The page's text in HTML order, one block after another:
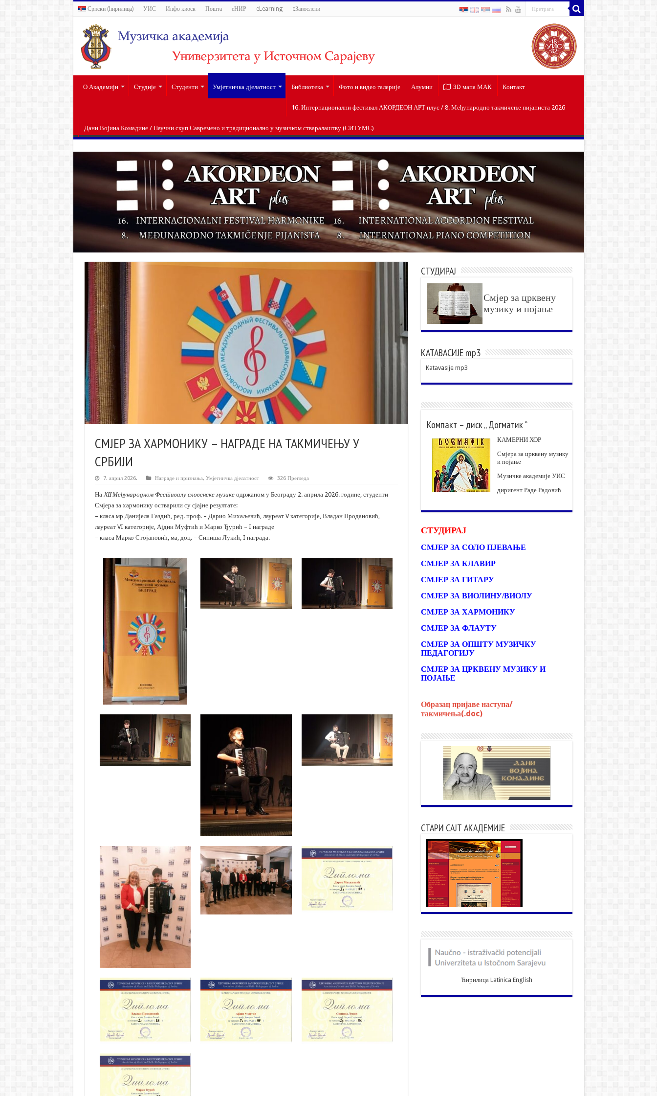
Српски (ћирилица) УИС Инфо киоск Пошта еНИР eLearning eЗапослени
О Академији Студије Студенти Умјетничка дјелатност Библиотека Фото и видео галерије Алумни 3D мапа МАК Контакт
16. Интернационални фестивал АКОРДЕОН АРТ плус / 8. Међународно такмичење пијаниста 2026
Дани Војина Комадине / Научни скуп Савремено и традиционално у музичком стваралаштву (СИТУМС)
СМЈЕР ЗА ХАРМОНИКУ – НАГРАДЕ НА ТАКМИЧЕЊУ У
СРБИЈИ
7. април 2026. Награде и признања, Умјетничка дјелатност 326 Прегледа
На XII Међународном Фестивалу словенске музикеодржаном у Београду 2. априла 2026. године, студенти
Смјера за хармонику остварили су сјајне резултате:
– класа мр Данијела Газдић, ред. проф. – Дарио Михаљевић, лауреат V категорије, Владан Продановић,
лауреат VI категорије, Ајдин Муфтић и Марко Ђурић – I награде
– класа Марко Стојановић, ма, доц. – Синиша Лукић, I награда.
СТУДИРАЈ
Смјер за црквену
музику и појање
КАТАВАСИЈЕ mp3
Katavasije mp3
Компакт – диск „ Догматик “
КАМЕРНИ ХОР
Смјера за црквену музику
и појање
Музичке академије УИС
диригент Раде Радовић
СТУДИРАЈ
СМЈЕР ЗА СОЛО ПЈЕВАЊЕ
СМЈЕР ЗА КЛАВИР
СМЈЕР ЗА ГИТАРУ
СМЈЕР ЗА ВИОЛИНУ/ВИОЛУ
СМЈЕР ЗА ХАРМОНИКУ
СМЈЕР ЗА ФЛАУТУ
СМЈЕР ЗА ОПШТУ МУЗИЧКУ
ПЕДАГОГИЈУ
СМЈЕР ЗА ЦРКВЕНУ МУЗИКУ И
ПОЈАЊЕ
Образац пријаве наступа/
такмичења(.doc)
СТАРИ САЈТ АКАДЕМИЈЕ
Ћирилица Latinica English